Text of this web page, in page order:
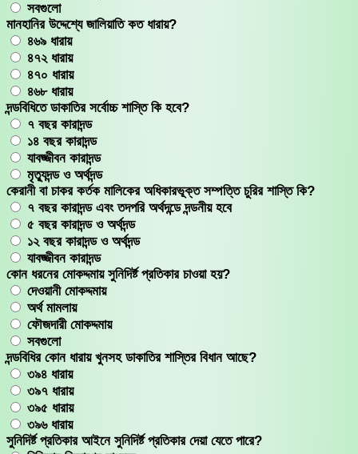
সবগুলো
মানহানির উদ্দেশ্যে জালিয়াতি কত ধারায়?
৪৬৯ ধারায়
৪৭২ ধারায়
৪৭০ ধারায়
৪৬৮ ধারায়
দন্ডবিধিতে ডাকাতির সর্বোচ্চ শাস্তি কি হবে?
৭ বছর কারাদন্ড
১৪ বছর কারাদন্ড
যাবজ্জীবন কারাদন্ড
মৃত্যুদন্ড ও অর্থদন্ড
কেরানী বা চাকর কর্তক মালিকের অধিকারভূক্ত সম্পত্তি চুরির শাস্তি কি?
৭ বছর কারাদন্ড এবং তদপরি অর্থদন্ডে দন্ডনীয় হবে
৫ বছর কারাদন্ড ও অর্থদন্ড
১২ বছর কারাদন্ড ও অর্থদন্ড
যাবজ্জীবন কারাদন্ড
কোন ধরনের মোকদ্দমায় সুনিদির্ষ্ট প্রতিকার চাওয়া হয়?
দেওয়ানী মোকদ্দমায়
অর্থ মামলায়
ফৌজদারী মোকদ্দমায়
সবগুলো
দন্ডবিধির কোন ধারায় খুনসহ ডাকাতির শাস্তির বিধান আছে?
৩৯৪ ধারায়
৩৯৭ ধারায়
৩৯৫ ধারায়
৩৯৬ ধারায়
সুনিদির্ষ্ট প্রতিকার আইনে সুনিদির্ষ্ট প্রতিকার দেয়া যেতে পারে?